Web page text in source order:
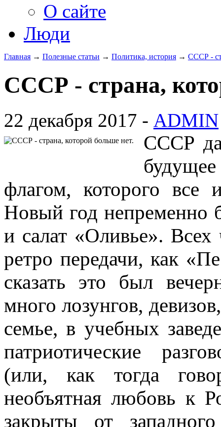
О сайте
Люди
Главная → Полезные статьи → Политика, история → СССР -
СССР - страна,
22 декабря 2017 - ADMIN
СССР
флагом, которого
Новый год непременно
и салат «Оливье». Всех
ретро передачи, как
сказать это был
много лозунгов,
семье, в учебных
патриотические
(или, как тогда
необъятная любовь к
закрыты от